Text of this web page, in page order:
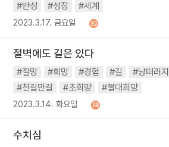
#반성
#성장 #세계
2023.3.17. 금요일
절벽에도 길은 있다
#절망 #희망 #경험 #길 #낭떠러지
#천길만길
#초희망 #절대희망
2023.3.14. 화요일
수치심